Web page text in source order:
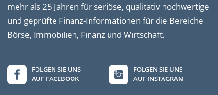
mehr als 25 Jahren für seriöse, qualitativ hochwertige
und geprüfte Finanz-Informationen für die Bereiche
Börse, Immobilien, Finanz und Wirtschaft.
FOLGEN SIE UNS
AUF FACEBOOK
FOLGEN SIE UNS
AUF INSTAGRAM